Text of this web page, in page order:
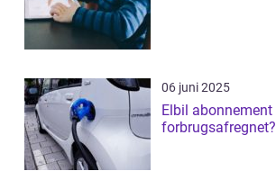
06 juni 2025
Elbil abonnement fast pris eller
forbrugsafregnet?